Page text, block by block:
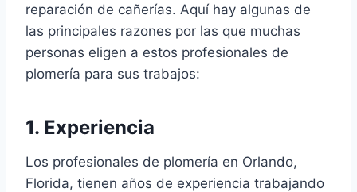
reparación de cañerías. Aquí hay algunas de
las principales razones por las que muchas
personas eligen a estos profesionales de
plomería para sus trabajos:
1. Experiencia
Los profesionales de plomería en Orlando,
Florida, tienen años de experiencia trabajando